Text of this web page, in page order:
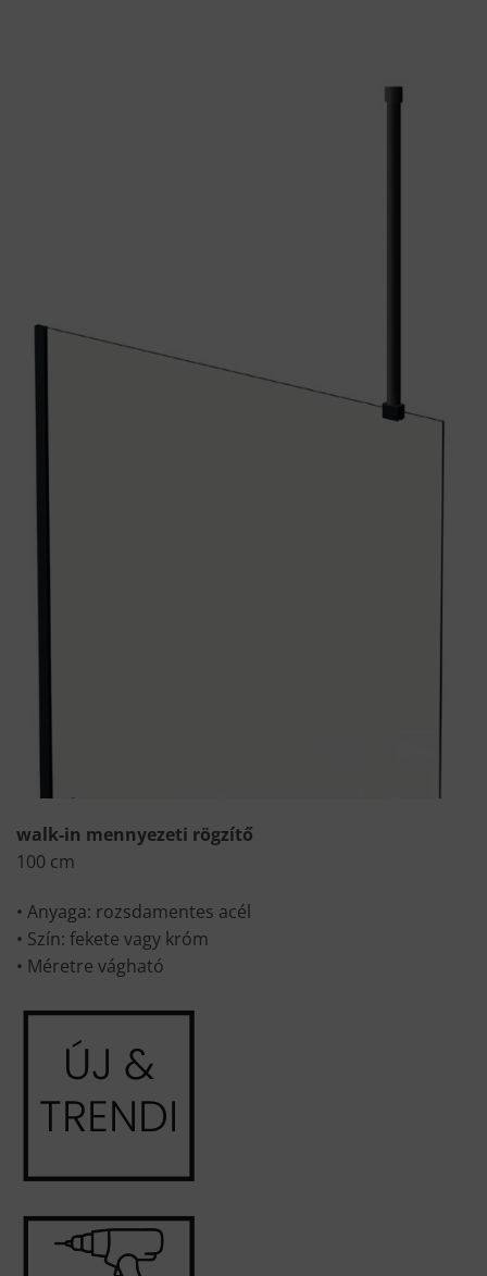
walk-in mennyezeti rögzítő
100 cm
• Anyaga: rozsdamentes acél
• Szín: fekete vagy króm
• Méretre vágható